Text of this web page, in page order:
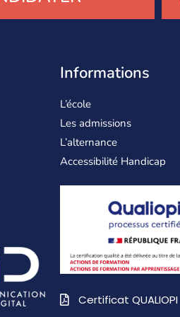
Informations
L’école
Les admissions
L’alternance
Accessibilité Handicap
Certificat QUALIOPI